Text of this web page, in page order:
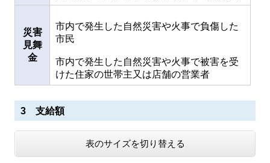
災害
見舞
金
市内で発生した自然災害や火事で負傷した
市民
市内で発生した自然災害や火事で被害を受
けた住家の世帯主又は店舗の営業者
3 支給額
表のサイズを切り替える